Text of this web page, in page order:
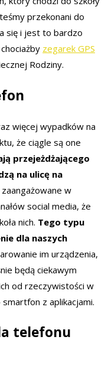
przekonani do
się i jest to bardzo
zegarek GPS
Rodziny.
więcej wypadków na
że ciągle są one
przejeżdżającego
na ulicę na
w
social media, że
nich. Tego typu
dla naszych
im urządzenia,
będą ciekawym
od rzeczywistości w
z aplikacjami.
telefonu